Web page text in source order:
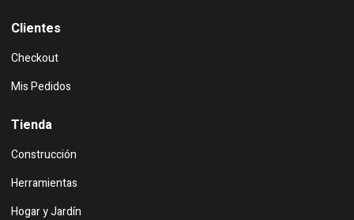
Clientes
Checkout
Mis Pedidos
Tienda
Construcción
Herramientas
Hogar y Jardín